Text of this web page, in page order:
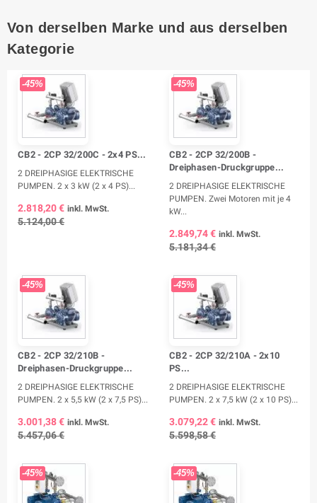
Von derselben Marke und aus derselben
Kategorie
-45%
CB2 - 2CP 32/200C - 2x4 PS...
2 DREIPHASIGE ELEKTRISCHE
PUMPEN. 2 x 3 kW (2 x 4 PS)...
2.818,20 € inkl. MwSt.
5.124,00 €
-45%
CB2 - 2CP 32/200B -
Dreiphasen-Druckgruppe...
2 DREIPHASIGE ELEKTRISCHE
PUMPEN. Zwei Motoren mit je 4
kW...
2.849,74 € inkl. MwSt.
5.181,34 €
-45%
CB2 - 2CP 32/210B -
Dreiphasen-Druckgruppe...
2 DREIPHASIGE ELEKTRISCHE
PUMPEN. 2 x 5,5 kW (2 x 7,5 PS)...
3.001,38 € inkl. MwSt.
5.457,06 €
-45%
CB2 - 2CP 32/210A - 2x10
PS...
2 DREIPHASIGE ELEKTRISCHE
PUMPEN. 2 x 7,5 kW (2 x 10 PS)...
3.079,22 € inkl. MwSt.
5.598,58 €
-45% -45%